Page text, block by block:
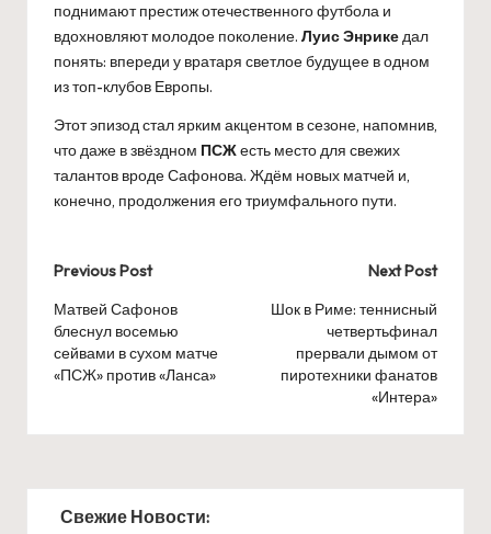
поднимают престиж отечественного футбола и
вдохновляют молодое поколение. Луис Энрикедал
понять: впереди у вратаря светлое будущее в одном
из топ-клубов Европы.
Этот эпизод стал ярким акцентом в сезоне, напомнив,
что даже в звёздном ПСЖесть место для свежих
талантов вроде Сафонова. Ждём новых матчей и,
конечно, продолжения его триумфального пути.
Post
navigation
Previous Post
Матвей Сафонов
блеснул восемью
сейвами в сухом матче
«ПСЖ» против «Ланса»
Next Post
Шок в Риме: теннисный
четвертьфинал
прервали дымом от
пиротехники фанатов
«Интера»
Свежие Новости: